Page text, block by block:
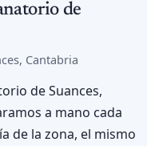
de
Cantabria
de Suances,
a mano cada
de la zona, el mismo